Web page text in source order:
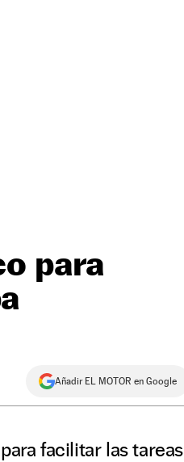
para
Añadir EL MOTOR en Google
facilitar las tareas